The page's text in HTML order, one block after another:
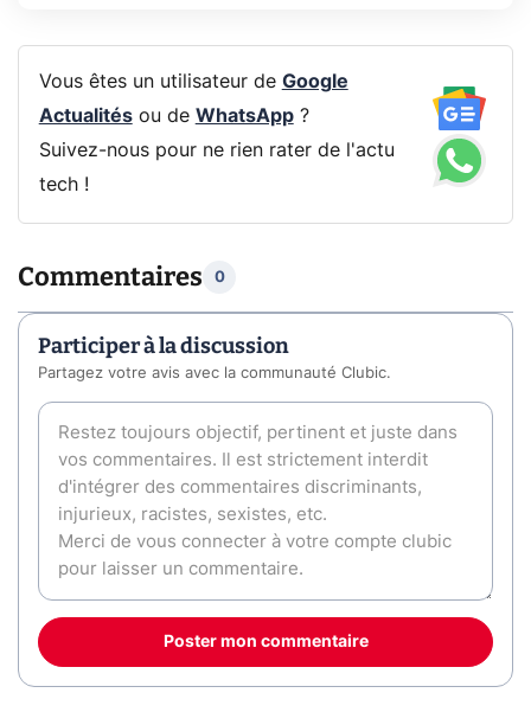
Vous êtes un utilisateur de Google
Actualitésou de WhatsApp?
Suivez-nous pour ne rien rater de l'actu
tech !
Commentaires 0
Participer à la discussion
Partagez votre avis avec la communauté Clubic.
Poster mon commentaire